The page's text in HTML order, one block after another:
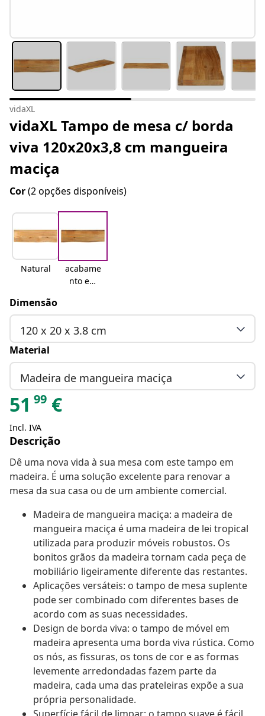
vidaXL
vidaXL Tampo de mesa c/ borda
viva 120x20x3,8 cm mangueira
maciça
Cor(2 opções disponíveis)
Natural
acabame
nto em
Dimensão
120 x 20 x 3.8 cm
Material
Madeira de mangueira maciça
51 99 €
Incl. IVA
Descrição
Dê uma nova vida à sua mesa com este tampo em
madeira. É uma solução excelente para renovar a
mesa da sua casa ou de um ambiente comercial.
Madeira de mangueira maciça: a madeira de
mangueira maciça é uma madeira de lei tropical
utilizada para produzir móveis robustos. Os
bonitos grãos da madeira tornam cada peça de
mobiliário ligeiramente diferente das restantes.
Aplicações versáteis: o tampo de mesa suplente
pode ser combinado com diferentes bases de
acordo com as suas necessidades.
Design de borda viva: o tampo de móvel em
madeira apresenta uma borda viva rústica. Como
os nós, as fissuras, os tons de cor e as formas
levemente arredondadas fazem parte da
madeira, cada uma das prateleiras expõe a sua
própria personalidade.